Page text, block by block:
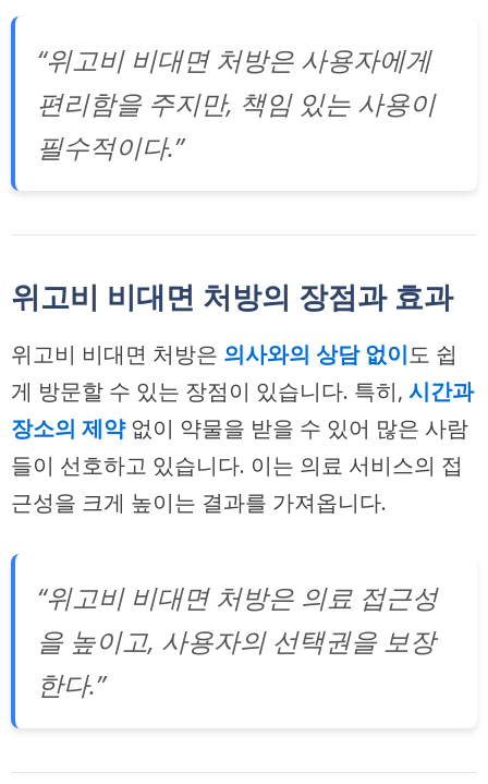
“위고비 비대면 처방은 사용자에게
편리함을 주지만, 책임 있는 사용이
필수적이다.”
위고비 비대면 처방의 장점과 효과
위고비 비대면 처방은 의사와의 상담 없이도 쉽
게 방문할 수 있는 장점이 있습니다. 특히, 시간과
장소의 제약없이 약물을 받을 수 있어 많은 사람
들이 선호하고 있습니다. 이는 의료 서비스의 접
근성을 크게 높이는 결과를 가져옵니다.
“위고비 비대면 처방은 의료 접근성
을 높이고, 사용자의 선택권을 보장
한다.”